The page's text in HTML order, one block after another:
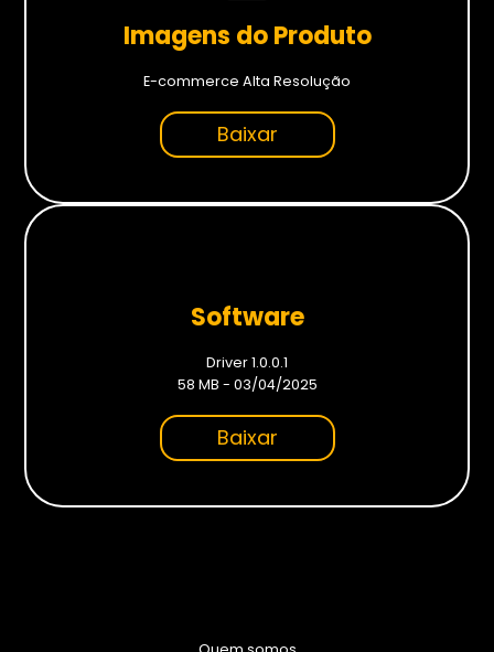
SSDs M2
SSDs SATA
Gamer
Para Monitores
Imagens do Produto
E-commerce Alta Resolução
Baixar
Software
Driver 1.0.0.1
58 MB - 03/04/2025
Baixar